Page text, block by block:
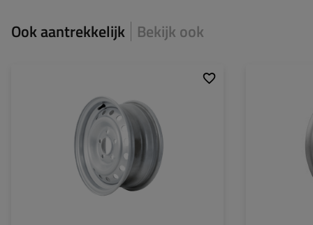
Ook aantrekkelijk Bekijk ook
14"
5x112
30
67 mm